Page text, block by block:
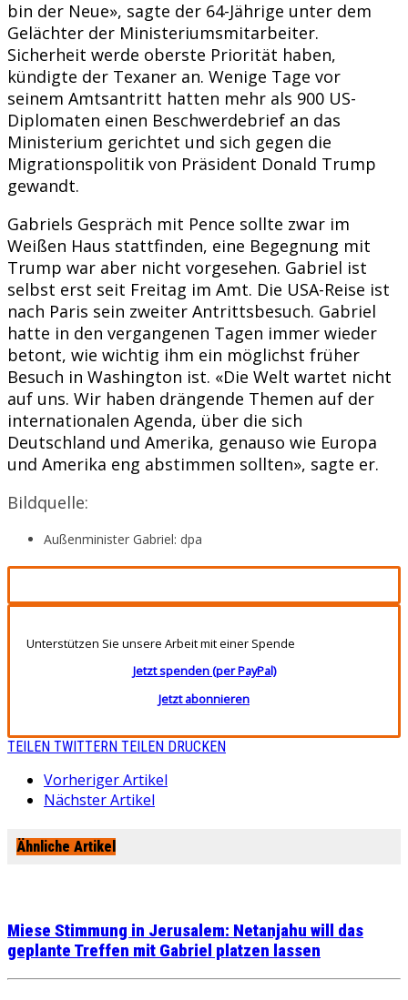
bin der Neue», sagte der 64-Jährige unter dem
Gelächter der Ministeriumsmitarbeiter.
Sicherheit werde oberste Priorität haben,
kündigte der Texaner an. Wenige Tage vor
seinem Amtsantritt hatten mehr als 900 US-
Diplomaten einen Beschwerdebrief an das
Ministerium gerichtet und sich gegen die
Migrationspolitik von Präsident Donald Trump
gewandt.
Gabriels Gespräch mit Pence sollte zwar im
Weißen Haus stattfinden, eine Begegnung mit
Trump war aber nicht vorgesehen. Gabriel ist
selbst erst seit Freitag im Amt. Die USA-Reise ist
nach Paris sein zweiter Antrittsbesuch. Gabriel
hatte in den vergangenen Tagen immer wieder
betont, wie wichtig ihm ein möglichst früher
Besuch in Washington ist. «Die Welt wartet nicht
auf uns. Wir haben drängende Themen auf der
internationalen Agenda, über die sich
Deutschland und Amerika, genauso wie Europa
und Amerika eng abstimmen sollten», sagte er.
Bildquelle:
Außenminister Gabriel: dpa
Unterstützen Sie unsere Arbeit mit einer Spende
Jetzt spenden (per PayPal)
Jetzt abonnieren
TEILEN TWITTERN TEILEN DRUCKEN
Vorheriger Artikel
Nächster Artikel
Ähnliche Artikel
Miese Stimmung in Jerusalem: Netanjahu will das
geplante Treffen mit Gabriel platzen lassen